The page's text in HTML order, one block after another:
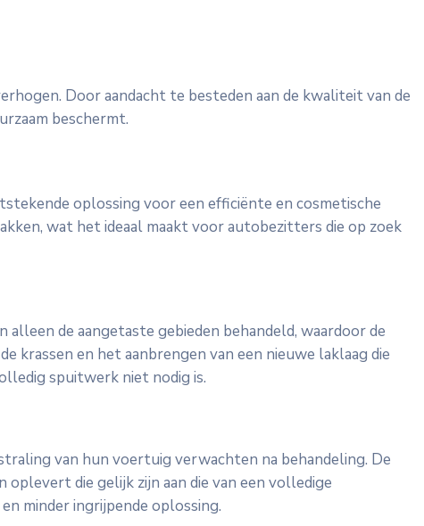
Door aandacht te besteden aan de kwaliteit van de
beschermt.
oplossing voor een efficiënte en cosmetische
wat het ideaal maakt voor autobezitters die op zoek
de aangetaste gebieden behandeld, waardoor de
krassen en het aanbrengen van een nieuwe laklaag die
spuitwerk niet nodig is.
van hun voertuig verwachten na behandeling. De
die gelijk zijn aan die van een volledige
minder ingrijpende oplossing.